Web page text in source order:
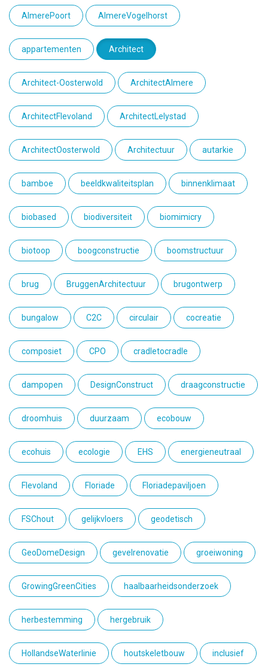
AlmerePoort AlmereVogelhorst
appartementen Architect
Architect-Oosterwold ArchitectAlmere
ArchitectFlevoland ArchitectLelystad
ArchitectOosterwold Architectuur autarkie
bamboe beeldkwaliteitsplan binnenklimaat
biobased biodiversiteit biomimicry
biotoop boogconstructie boomstructuur
brug BruggenArchitectuur brugontwerp
bungalow C2C circulair cocreatie
composiet CPO cradletocradle
dampopen DesignConstruct draagconstructie
droomhuis duurzaam ecobouw
ecohuis ecologie EHS energieneutraal
Flevoland Floriade Floriadepaviljoen
FSChout gelijkvloers geodetisch
GeoDomeDesign gevelrenovatie groeiwoning
GrowingGreenCities haalbaarheidsonderzoek
herbestemming hergebruik
HollandseWaterlinie houtskeletbouw inclusief